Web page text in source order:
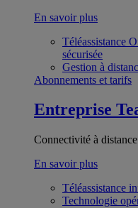
En savoir plus
Téléassistance
sécurisée
Gestion à
Abonnements et tarifs
Entreprise
Connectivité à
En savoir plus
Téléassistance
Technologie